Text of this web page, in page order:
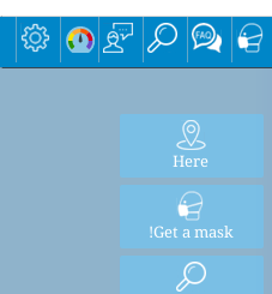
Here
Get a mask!